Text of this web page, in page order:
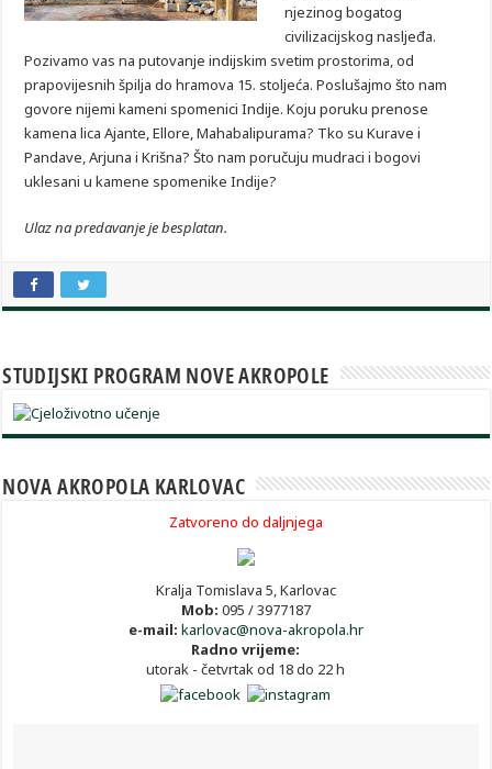
njezinog bogatog
civilizacijskog nasljeđa.
Pozivamo vas na putovanje indijskim svetim prostorima, od
prapovijesnih špilja do hramova 15. stoljeća. Poslušajmo što nam
govore nijemi kameni spomenici Indije. Koju poruku prenose
kamena lica Ajante, Ellore, Mahabalipurama? Tko su Kurave i
Pandave, Arjuna i Krišna? Što nam poručuju mudraci i bogovi
uklesani u kamene spomenike Indije?
Ulaz na predavanje je besplatan.
STUDIJSKI PROGRAM NOVE AKROPOLE
NOVA AKROPOLA KARLOVAC
Zatvoreno do daljnjega
Kralja Tomislava 5, Karlovac
Mob: 095 / 3977187
e-mail: karlovac@nova-akropola.hr
Radno vrijeme:
utorak - četvrtak od 18 do 22 h